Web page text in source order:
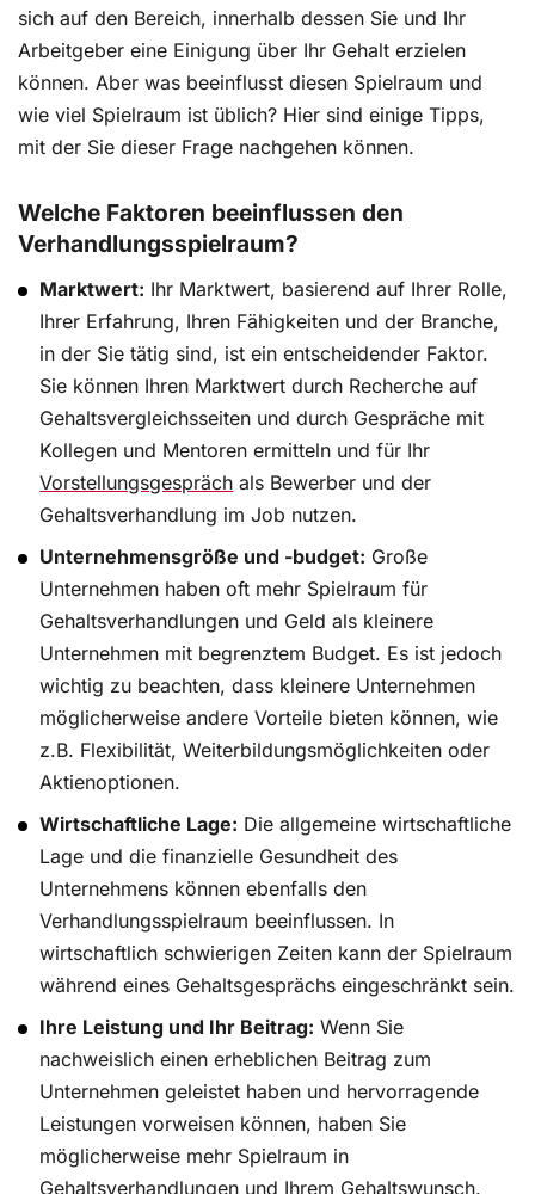
sich auf den Bereich, innerhalb dessen Sie und Ihr
Arbeitgeber eine Einigung über Ihr Gehalt erzielen
können. Aber was beeinflusst diesen Spielraum und
wie viel Spielraum ist üblich? Hier sind einige Tipps,
mit der Sie dieser Frage nachgehen können.
Welche Faktoren beeinflussen den
Verhandlungsspielraum?
Marktwert: Ihr Marktwert, basierend auf Ihrer Rolle,
Ihrer Erfahrung, Ihren Fähigkeiten und der Branche,
in der Sie tätig sind, ist ein entscheidender Faktor.
Sie können Ihren Marktwert durch Recherche auf
Gehaltsvergleichsseiten und durch Gespräche mit
Kollegen und Mentoren ermitteln und für Ihr
Vorstellungsgespräch als Bewerber und der
Gehaltsverhandlung im Job nutzen.
Unternehmensgröße und -budget: Große
Unternehmen haben oft mehr Spielraum für
Gehaltsverhandlungen und Geld als kleinere
Unternehmen mit begrenztem Budget. Es ist jedoch
wichtig zu beachten, dass kleinere Unternehmen
möglicherweise andere Vorteile bieten können, wie
z.B. Flexibilität, Weiterbildungsmöglichkeiten oder
Aktienoptionen.
Wirtschaftliche Lage: Die allgemeine wirtschaftliche
Lage und die finanzielle Gesundheit des
Unternehmens können ebenfalls den
Verhandlungsspielraum beeinflussen. In
wirtschaftlich schwierigen Zeiten kann der Spielraum
während eines Gehaltsgesprächs eingeschränkt sein.
Ihre Leistung und Ihr Beitrag: Wenn Sie
nachweislich einen erheblichen Beitrag zum
Unternehmen geleistet haben und hervorragende
Leistungen vorweisen können, haben Sie
möglicherweise mehr Spielraum in
Gehaltsverhandlungen und Ihrem Gehaltswunsch.